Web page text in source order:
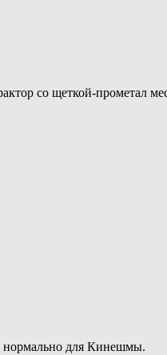
со щеткой-прометал
нормально для Кинешмы.